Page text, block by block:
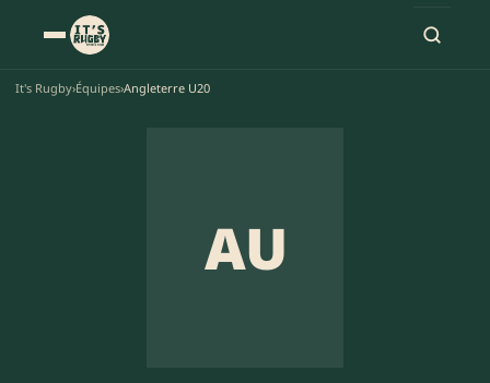
It's Rugby›Équipes›Angleterre U20
AU